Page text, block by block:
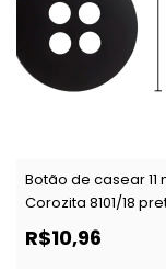
Botão de casear 11
Corozita 8101/18
144 un
R$10,96